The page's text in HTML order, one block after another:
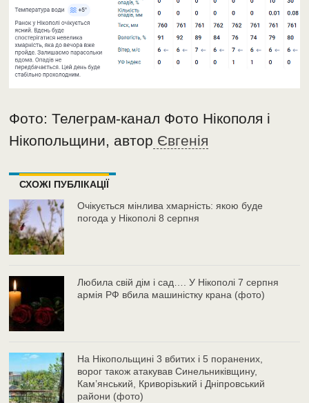
Фото: Телеграм-канал Фото Нікополя і
Нікопольщини, автор Євгенія
СХОЖІ ПУБЛІКАЦІЇ
Очікується мінлива хмарність: якою буде
погода у Нікополі 8 серпня
Любила свій дім і сад…. У Нікополі 7 серпня
армія РФ вбила машиністку крана (фото)
На Нікопольщині 3 вбитих і 5 поранених,
ворог також атакував Синельниківщину,
Кам’янський, Криворізький і Дніпровський
райони (фото)